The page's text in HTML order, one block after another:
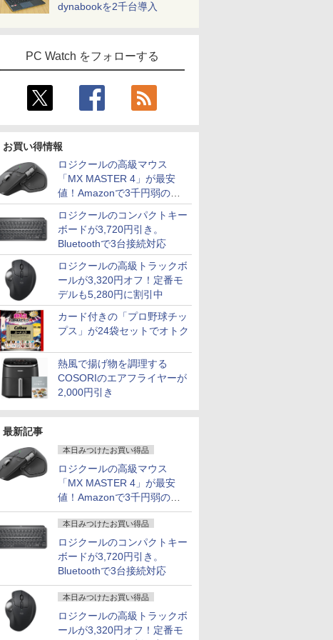
dynabookを2千台導入
PC Watch をフォローする
お買い得情報
ロジクールの高級マウス
「MX MASTER 4」が最安
値！Amazonで3千円弱の割
引
ロジクールのコンパクトキー
ボードが3,720円引き。
Bluetoothで3台接続対応
ロジクールの高級トラックボ
ールが3,320円オフ！定番モ
デルも5,280円に割引中
カード付きの「プロ野球チッ
プス」が24袋セットでオトク
熱風で揚げ物を調理する
COSORIのエアフライヤーが
2,000円引き
最新記事
本日みつけたお買い得品
ロジクールの高級マウス
「MX MASTER 4」が最安
値！Amazonで3千円弱の割
引
本日みつけたお買い得品
ロジクールのコンパクトキー
ボードが3,720円引き。
Bluetoothで3台接続対応
本日みつけたお買い得品
ロジクールの高級トラックボ
ールが3,320円オフ！定番モ